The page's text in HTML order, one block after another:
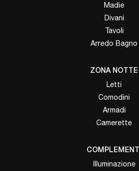
Madie
Divani
Tavoli
Arredo Bagno
ZONA NOTTE
Letti
Comodini
Armadi
Camerette
COMPLEMENTI
Illuminazione